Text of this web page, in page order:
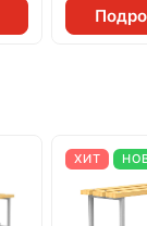
ХИТ